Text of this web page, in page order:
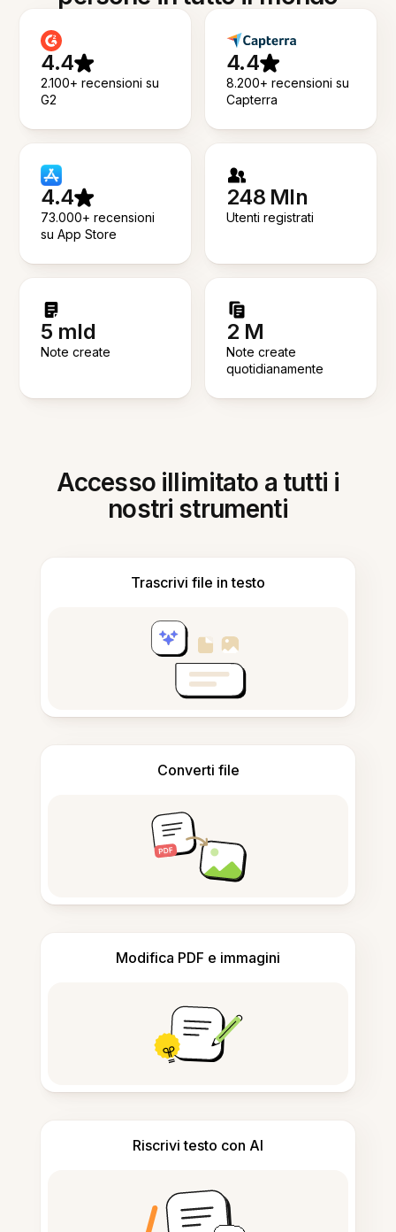
4.4
2.100+ recensioni su
G2
4.4
8.200+ recensioni su
Capterra
4.4
73.000+ recensioni
su App Store
248 Mln
Utenti registrati
5 mld
Note create
2 M
Note create
quotidianamente
Accesso illimitato a tutti i
nostri strumenti
Trascrivi file in testo
Converti file
Modifica PDF e immagini
Riscrivi testo con AI